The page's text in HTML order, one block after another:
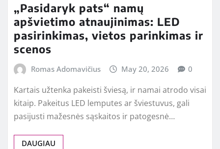
„Pasidaryk pats“ namų
apšvietimo atnaujinimas: LED
pasirinkimas, vietos parinkimas ir
scenos
Romas Adomavičius May 20, 2026 0
Kartais užtenka pakeisti šviesą, ir namai atrodo visai
kitaip. Pakeitus LED lemputes ar šviestuvus, gali
pasijusti mažesnės sąskaitos ir patogesnė…
DAUGIAU